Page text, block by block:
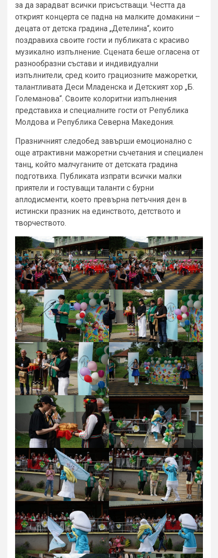
за да зарадват всички присъстващи. Честта да
открият концерта се падна на малките домакини –
децата от детска градина „Детелина“, които
поздравиха своите гости и публиката с красиво
музикално изпълнение. Сцената беше огласена от
разнообразни състави и индивидуални
изпълнители, сред които грациозните мажоретки,
талантливата Деси Младенска и Детският хор „Б.
Големанова“. Своите колоритни изпълнения
представиха и специалните гости от Република
Молдова и Република Северна Македония.
Празничният следобед завърши емоционално с
още атрактивни мажоретни съчетания и специален
танц, който малчуганите от детската градина
подготвиха. Публиката изпрати всички малки
приятели и гостуващи таланти с бурни
аплодисменти, което превърна петъчния ден в
истински празник на единството, детството и
творчеството.